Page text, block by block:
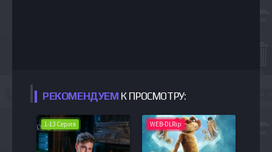
РЕКОМЕНДУЕМ К ПРОСМОТРУ:
1-13 Серия WEB-DLRip